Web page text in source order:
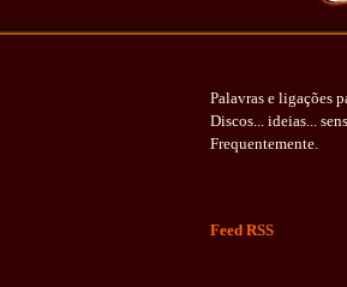
Palavras e ligações
Discos... ideias...
Frequentemente.
Feed RSS